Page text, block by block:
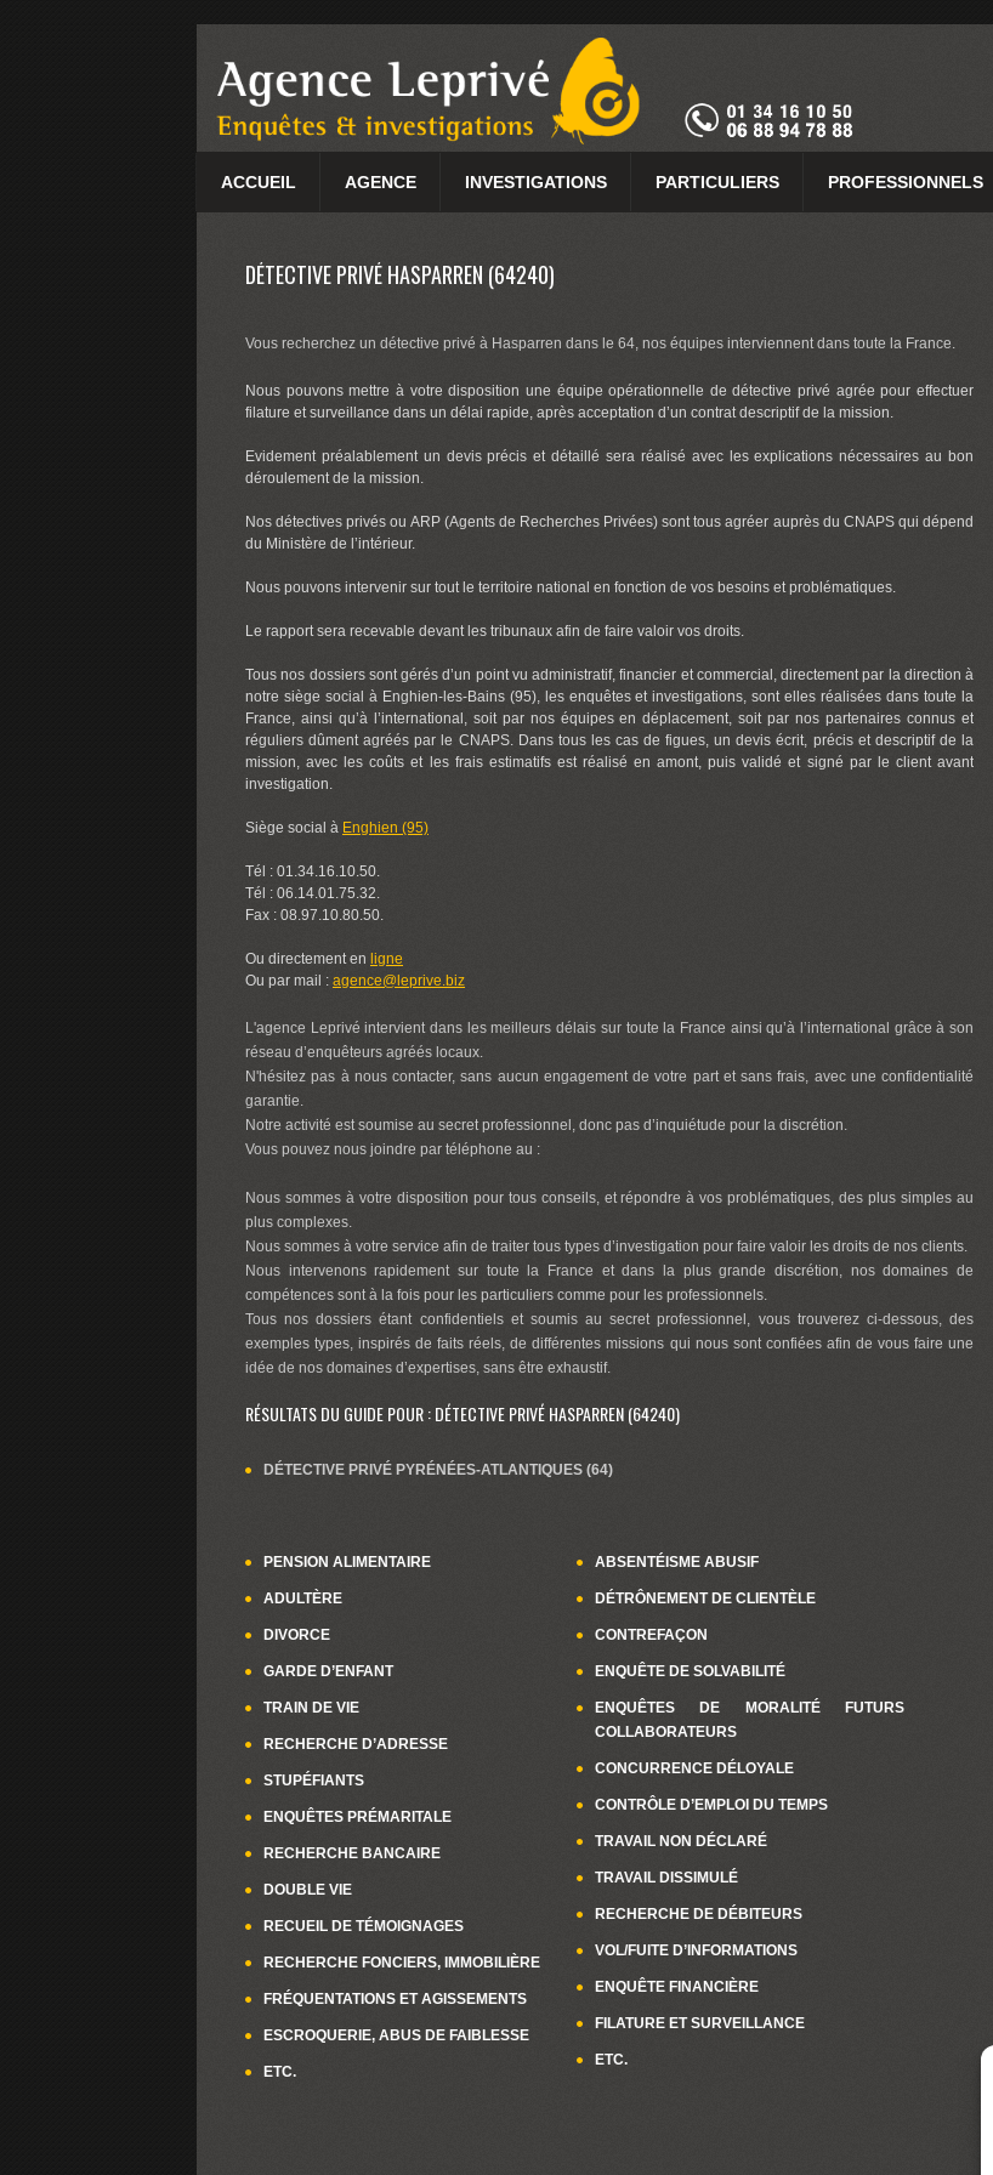
ACCUEIL AGENCE INVESTIGATIONS PARTICULIERS PROFESSIONNELS
DÉTECTIVE PRIVÉ HASPARREN (64240)
Vous recherchez un détective privé à Hasparren dans le 64, nos équipes interviennent dans toute la France.
Nous pouvons mettre à votre disposition une équipe opérationnelle de détective privé agrée pour effectuer
filature et surveillance dans un délai rapide, après acceptation d’un contrat descriptif de la mission.
Evidement préalablement un devis précis et détaillé sera réalisé avec les explications nécessaires au bon
déroulement de la mission.
Nos détectives privés ou ARP (Agents de Recherches Privées) sont tous agréer auprès du CNAPS qui dépend
du Ministère de l’intérieur.
Nous pouvons intervenir sur tout le territoire national en fonction de vos besoins et problématiques.
Le rapport sera recevable devant les tribunaux afin de faire valoir vos droits.
Tous nos dossiers sont gérés d’un point vu administratif, financier et commercial, directement par la direction à
notre siège social à Enghien-les-Bains (95), les enquêtes et investigations, sont elles réalisées dans toute la
France, ainsi qu’à l’international, soit par nos équipes en déplacement, soit par nos partenaires connus et
réguliers dûment agréés par le CNAPS. Dans tous les cas de figues, un devis écrit, précis et descriptif de la
mission, avec les coûts et les frais estimatifs est réalisé en amont, puis validé et signé par le client avant
investigation.
Siège social à Enghien (95)
Tél : 01.34.16.10.50.
Tél : 06.14.01.75.32.
Fax : 08.97.10.80.50.
Ou directement en ligne
Ou par mail : agence@leprive.biz
L'agence Leprivé intervient dans les meilleurs délais sur toute la France ainsi qu’à l’international grâce à son
réseau d’enquêteurs agréés locaux.
N'hésitez pas à nous contacter, sans aucun engagement de votre part et sans frais, avec une confidentialité
garantie.
Notre activité est soumise au secret professionnel, donc pas d’inquiétude pour la discrétion.
Vous pouvez nous joindre par téléphone au :
Nous sommes à votre disposition pour tous conseils, et répondre à vos problématiques, des plus simples au
plus complexes.
Nous sommes à votre service afin de traiter tous types d’investigation pour faire valoir les droits de nos clients.
Nous intervenons rapidement sur toute la France et dans la plus grande discrétion, nos domaines de
compétences sont à la fois pour les particuliers comme pour les professionnels.
Tous nos dossiers étant confidentiels et soumis au secret professionnel, vous trouverez ci-dessous, des
exemples types, inspirés de faits réels, de différentes missions qui nous sont confiées afin de vous faire une
idée de nos domaines d’expertises, sans être exhaustif.
RÉSULTATS DU GUIDE POUR : DÉTECTIVE PRIVÉ HASPARREN (64240)
DÉTECTIVE PRIVÉ PYRÉNÉES-ATLANTIQUES (64)
PENSION ALIMENTAIRE
ADULTÈRE
DIVORCE
GARDE D’ENFANT
TRAIN DE VIE
RECHERCHE D’ADRESSE
STUPÉFIANTS
ENQUÊTES PRÉMARITALE
RECHERCHE BANCAIRE
DOUBLE VIE
RECUEIL DE TÉMOIGNAGES
RECHERCHE FONCIERS, IMMOBILIÈRE
FRÉQUENTATIONS ET AGISSEMENTS
ESCROQUERIE, ABUS DE FAIBLESSE
ETC.
ABSENTÉISME ABUSIF
DÉTRÔNEMENT DE CLIENTÈLE
CONTREFAÇON
ENQUÊTE DE SOLVABILITÉ
ENQUÊTES DE MORALITÉ FUTURS
COLLABORATEURS
CONCURRENCE DÉLOYALE
CONTRÔLE D’EMPLOI DU TEMPS
TRAVAIL NON DÉCLARÉ
TRAVAIL DISSIMULÉ
RECHERCHE DE DÉBITEURS
VOL/FUITE D’INFORMATIONS
ENQUÊTE FINANCIÈRE
FILATURE ET SURVEILLANCE
ETC.